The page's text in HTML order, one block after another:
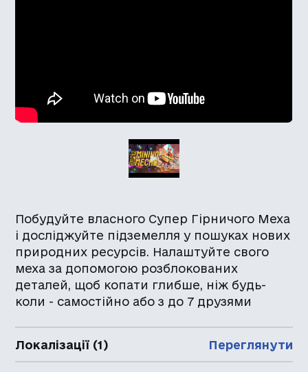
Побудуйте власного Супер Гірничого Меха
і досліджуйте підземелля у пошуках нових
природних ресурсів. Налаштуйте свого
меха за допомогою розблокованих
деталей, щоб копати глибше, ніж будь-
коли - самостійно або з до 7 друзями
Локалізації (1) Переглянути